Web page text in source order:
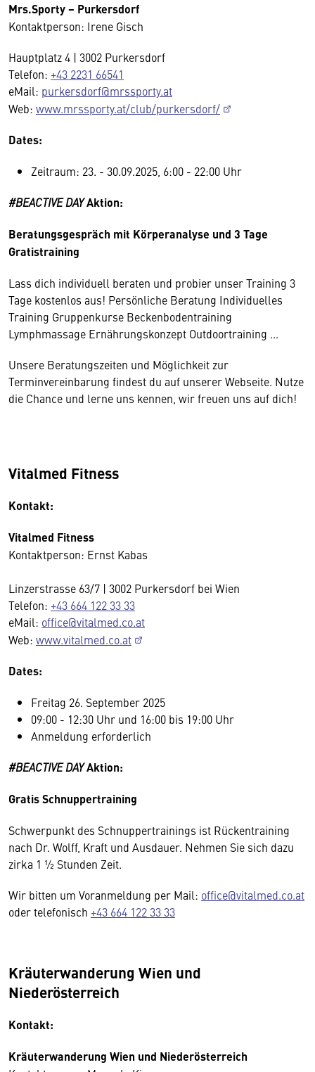
Mrs.Sporty − Purkersdorf
Kontaktperson: Irene Gisch
Hauptplatz 4 | 3002 Purkersdorf
Telefon: +43 2231 66541
eMail: purkersdorf@mrssporty.at
Web: www.mrssporty.at/club/purkersdorf/
Dates:
Zeitraum: 23. - 30.09.2025, 6:00 - 22:00 Uhr
#BEACTIVE DAYAktion:
Beratungsgespräch mit Körperanalyse und 3 Tage
Gratistraining
Lass dich individuell beraten und probier unser Training 3
Tage kostenlos aus! Persönliche Beratung Individuelles
Training Gruppenkurse Beckenbodentraining
Lymphmassage Ernährungskonzept Outdoortraining ...
Unsere Beratungszeiten und Möglichkeit zur
Terminvereinbarung findest du auf unserer Webseite. Nutze
die Chance und lerne uns kennen, wir freuen uns auf dich!
Vitalmed Fitness
Kontakt:
Vitalmed Fitness
Kontaktperson: Ernst Kabas
Linzerstrasse 63/7 | 3002 Purkersdorf bei Wien
Telefon: +43 664 122 33 33
eMail: office@vitalmed.co.at
Web: www.vitalmed.co.at
Dates:
Freitag 26. September 2025
09:00 - 12:30 Uhr und 16:00 bis 19:00 Uhr
Anmeldung erforderlich
#BEACTIVE DAYAktion:
Gratis Schnuppertraining
Schwerpunkt des Schnuppertrainings ist Rückentraining
nach Dr. Wolff, Kraft und Ausdauer. Nehmen Sie sich dazu
zirka 1 ½ Stunden Zeit.
Wir bitten um Voranmeldung per Mail: office@vitalmed.co.at
oder telefonisch +43 664 122 33 33
Kräuterwanderung Wien und
Niederösterreich
Kontakt:
Kräuterwanderung Wien und Niederösterreich